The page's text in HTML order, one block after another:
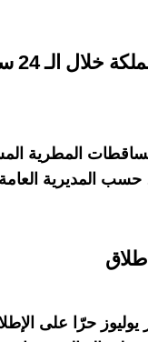
مقاييس الأمطار
المطرية
الماضية، حسب المديرية العامة
حرّا على